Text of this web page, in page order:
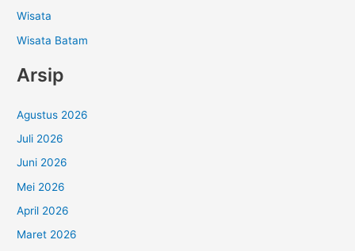
Wisata
Wisata Batam
Arsip
Agustus 2026
Juli 2026
Juni 2026
Mei 2026
April 2026
Maret 2026